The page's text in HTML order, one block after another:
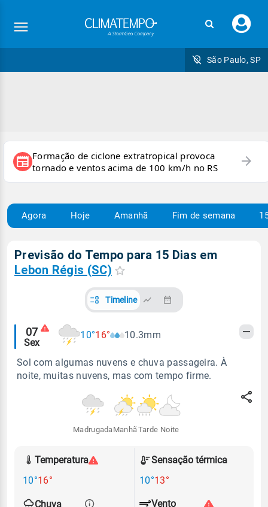
seu
São Paulo, SP
newspaper Formação de ciclone extratropical provoca
tornado e ventos acima de 100 km/h no RS
arrow_forward
Agora Hoje Amanhã Fim de semana
Previsão do Tempo para 15 Dias em
Lebon Régis (SC)
Timeline
Alertas
meteorológicos
07
Sex
10°16° 10.3mm
Sol com algumas nuvens e chuva passageira. À
noite, muitas nuvens, mas com tempo firme.
Madrugada Manhã Tarde Noite
Temperatura
10°16°
Sensação térmica
10°13°
Chuva
Vento